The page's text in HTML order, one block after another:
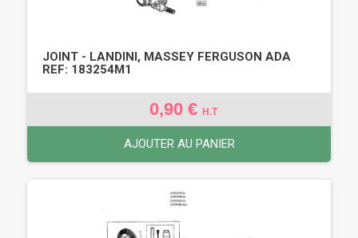
JOINT - LANDINI, MASSEY FERGUSON ADA
REF: 183254M1
0,90 € H.T
AJOUTER AU PANIER